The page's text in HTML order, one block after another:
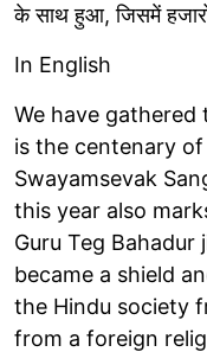
के साथ हुआ, जिसमें
In English
We have gathered
is the centenary
Swayamsevak
this year also
Guru Teg Bahadur
became a shield
the Hindu society
from a foreign